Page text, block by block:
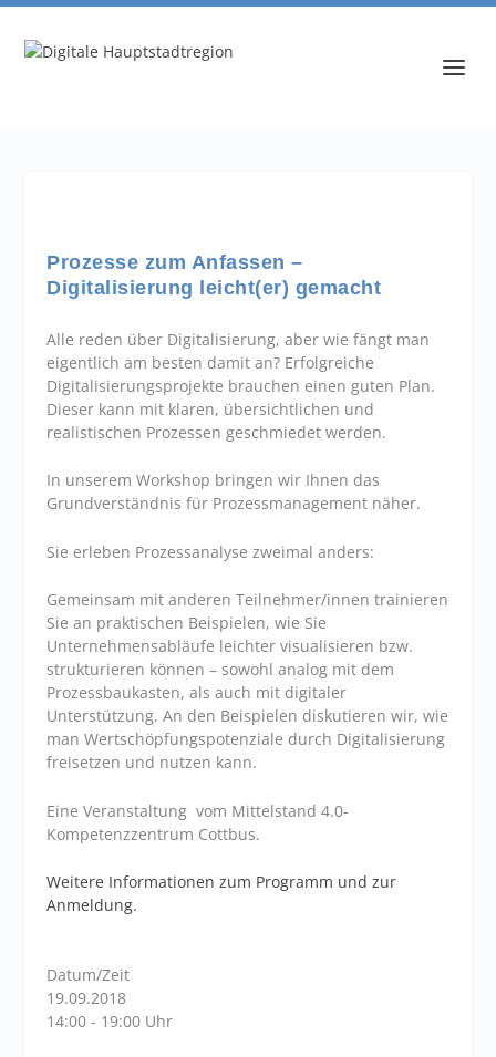
Prozesse zum Anfassen –
Digitalisierung leicht(er) gemacht
Alle reden über Digitalisierung, aber wie fängt man
eigentlich am besten damit an? Erfolgreiche
Digitalisierungsprojekte brauchen einen guten Plan.
Dieser kann mit klaren, übersichtlichen und
realistischen Prozessen geschmiedet werden.
In unserem Workshop bringen wir Ihnen das
Grundverständnis für Prozessmanagement näher.
Sie erleben Prozessanalyse zweimal anders:
Gemeinsam mit anderen Teilnehmer/innen trainieren
Sie an praktischen Beispielen, wie Sie
Unternehmensabläufe leichter visualisieren bzw.
strukturieren können – sowohl analog mit dem
Prozessbaukasten, als auch mit digitaler
Unterstützung. An den Beispielen diskutieren wir, wie
man Wertschöpfungspotenziale durch Digitalisierung
freisetzen und nutzen kann.
Eine Veranstaltung vom Mittelstand 4.0-
Kompetenzzentrum Cottbus.
Weitere Informationen zum Programm und zur
Anmeldung.
Datum/Zeit
19.09.2018
14:00 - 19:00 Uhr